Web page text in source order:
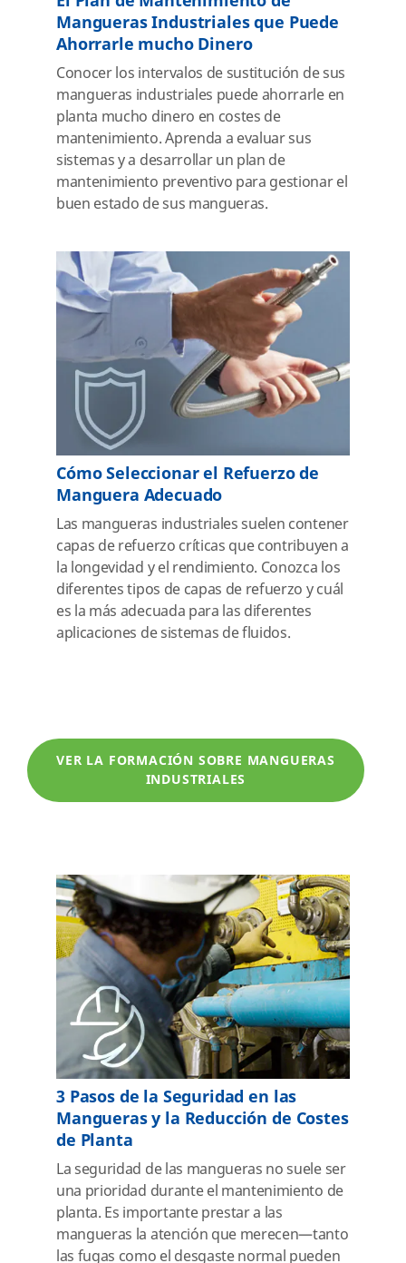
Mangueras Industriales que Puede
Ahorrarle mucho Dinero
Conocer los intervalos de sustitución de sus
mangueras industriales puede ahorrarle en
planta mucho dinero en costes de
mantenimiento. Aprenda a evaluar sus
sistemas y a desarrollar un plan de
mantenimiento preventivo para gestionar el
buen estado de sus mangueras.
Cómo Seleccionar el Refuerzo de
Manguera Adecuado
Las mangueras industriales suelen contener
capas de refuerzo críticas que contribuyen a
la longevidad y el rendimiento. Conozca los
diferentes tipos de capas de refuerzo y cuál
es la más adecuada para las diferentes
aplicaciones de sistemas de fluidos.
VER LA FORMACIÓN SOBRE MANGUERAS
INDUSTRIALES
3 Pasos de la Seguridad en las
Mangueras y la Reducción de Costes
de Planta
La seguridad de las mangueras no suele ser
una prioridad durante el mantenimiento de
planta. Es importante prestar a las
mangueras la atención que merecen—tanto
las fugas como el desgaste normal pueden